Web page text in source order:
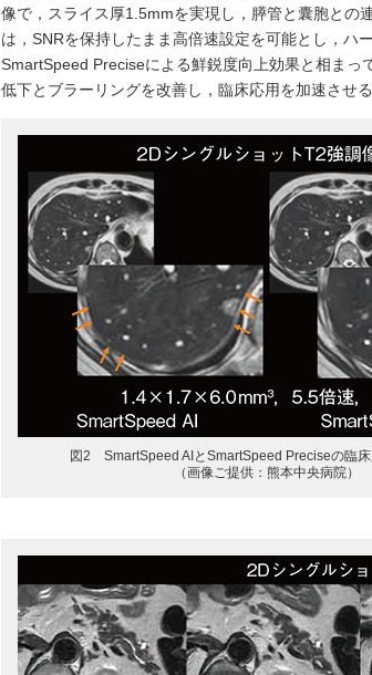
像で，スライス厚1.5mmを実現し，膵管と囊胞との
は，SNRを保持したまま高倍速設定を可能とし，ハ
SmartSpeed Preciseによる鮮鋭度向上効果と相まっ
低下とブラーリングを改善し，臨床応用を加速させる
図2 SmartSpeed AIとSmartSpeed Preciseの臨床
（画像ご提供：熊本中央病院）